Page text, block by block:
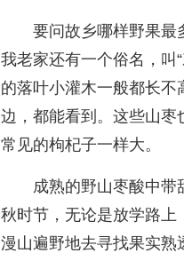
要问故乡哪样野果最
我老家还有一个俗名，叫
的落叶小灌木一般都长
边，都能看到。这些山枣
常见的枸杞子一样大。
成熟的野山枣酸中带
秋时节，无论是放学路上
漫山遍野地去寻找果实熟